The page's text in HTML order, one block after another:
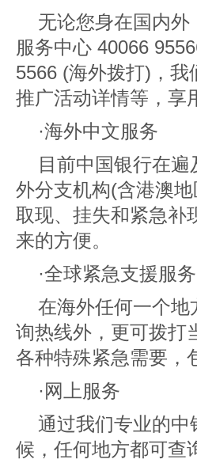
无论您身在国内
服务中心 40066
5566 (海外拨打)，
推广活动详情等，享
·海外中文服务
目前中国银行在
外分支机构(含港澳
取现、挂失和紧急补
来的方便。
·全球紧急支援服务
在海外任何一个地
询热线外，更可拨打
各种特殊紧急需要，
·网上服务
通过我们专业的
候，任何地方都可查